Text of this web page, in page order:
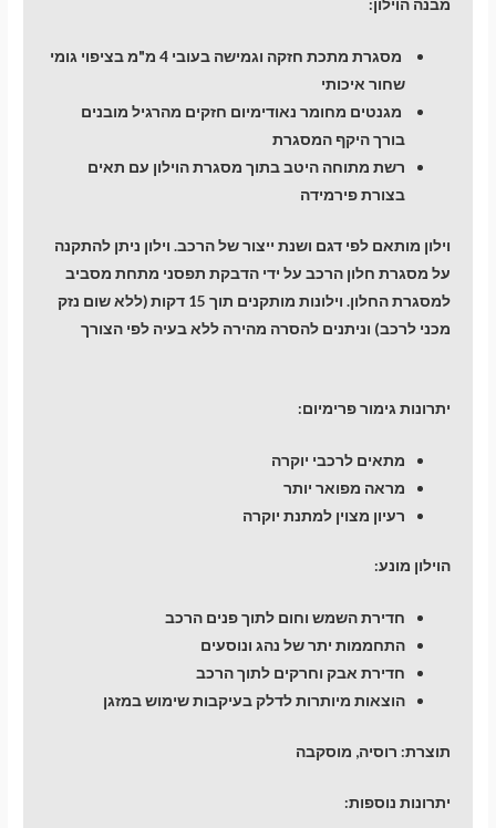
מבנה הוילון:
מסגרת מתכת חזקה וגמישה בעובי 4 מ"מ בציפוי גומי
שחור איכותי
מגנטים מחומר נאודימיום חזקים מהרגיל מובנים
בורך היקף המסגרת
רשת מתוחה היטב בתוך מסגרת הוילון עם תאים
בצורת פירמידה
וילון מותאם לפי דגם ושנת ייצור של הרכב. וילון ניתן להתקנה
על מסגרת חלון הרכב על ידי הדבקת תפסני מתחת מסביב
למסגרת החלון. וילונות מותקנים תוך 15 דקות (ללא שום נזק
מכני לרכב) וניתנים להסרה מהירה ללא בעיה לפי הצורך
יתרונות גימור פרימיום:
מתאים לרכבי יוקרה
מראה מפואר יותר
רעיון מצוין למתנת יוקרה
הוילון מונע:
חדירת השמש וחום לתוך פנים הרכב
התחממות יתר של נהג ונוסעים
חדירת אבק וחרקים לתוך הרכב
הוצאות מיותרות לדלק בעיקבות שימוש במזגן
תוצרת: רוסיה, מוסקבה
יתרונות נוספות: